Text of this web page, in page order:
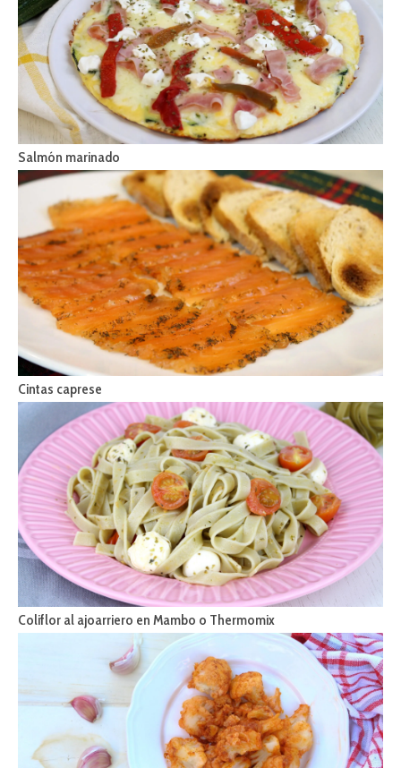
Salmón marinado
Cintas caprese
Coliflor al ajoarriero en Mambo o Thermomix